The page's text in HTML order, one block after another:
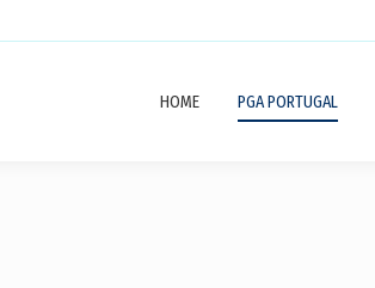
HOME PGA PORTUGAL